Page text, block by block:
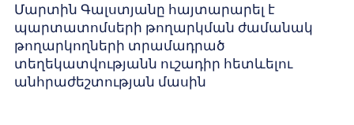
Մարտին Գալստյանը հայտարարել է
պարտատոմսերի թողարկման ժամանակ
թողարկողների տրամադրած
տեղեկատվությանն ուշադիր հետևելու
անհրաժեշտության մասին